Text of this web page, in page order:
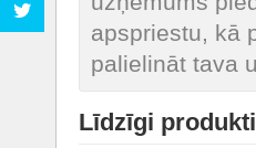
apspriestu, kā
palielināt tava
Līdzīgi produkti